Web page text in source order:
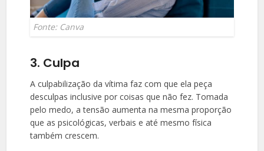
Fonte: Canva
3. Culpa
A culpabilização da vítima faz com que ela peça
desculpas inclusive por coisas que não fez. Tomada
pelo medo, a tensão aumenta na mesma proporção
que as psicológicas, verbais e até mesmo física
também crescem.